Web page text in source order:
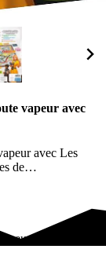
vapeur avec
avec Les
de…
avec Les